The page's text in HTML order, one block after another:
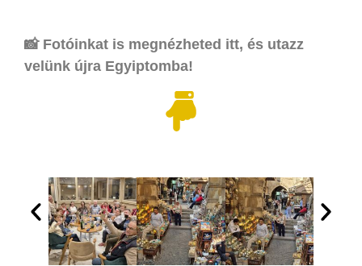
📸 Fotóinkat is megnézheted itt, és utazz
velünk újra Egyiptomba!